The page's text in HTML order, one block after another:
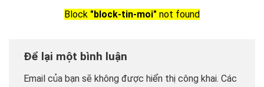
Block "block-tin-moi" not found
Để lại một bình luận
Email của bạn sẽ không được hiển thị công khai. Các